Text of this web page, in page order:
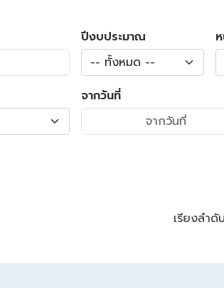
ปีงบประมาณ
-- ทั้งหมด --
จากวันที่
เรียงลำดั